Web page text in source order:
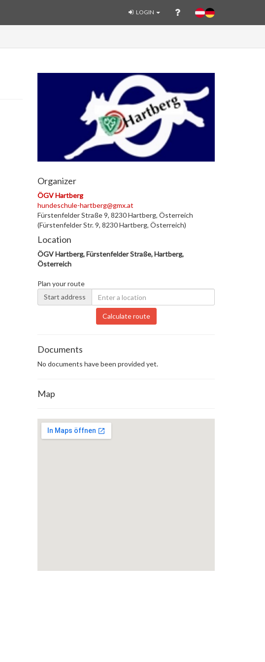
LOGIN
Organizer
ÖGV Hartberg
hundeschule-hartberg@gmx.at
Fürstenfelder Straße 9, 8230 Hartberg, Österreich
(Fürstenfelder Str. 9, 8230 Hartberg, Österreich)
Location
ÖGV Hartberg, Fürstenfelder Straße, Hartberg,
Österreich
Plan your route
Start address
Calculate route
Documents
No documents have been provided yet.
Map